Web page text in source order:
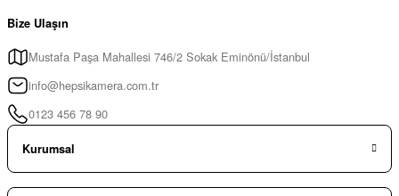
Bize Ulaşın
Mustafa Paşa Mahallesi 746/2 Sokak Eminönü/İstanbul
info@hepsikamera.com.tr
0123 456 78 90
Kurumsal